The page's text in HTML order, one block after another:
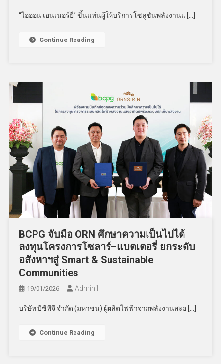
“ไอออน เอนเนอร์ยี่” ขึ้นแท่นผู้ให้บริการโซลูชันพลังงานแ […]
Continue Reading
BCPG จับมือ ORN ศึกษาความเป็นไปได้
ลงทุนโครงการโซลาร์–แบตเตอรี่ ยกระดับ
อสังหาฯสู่ Smart & Sustainable
Communities
19/01/2026 Admin​1
บริษัท บีซีพีจี จำกัด (มหาชน) ผู้ผลิตไฟฟ้าจากพลังงานสะอ […]
Continue Reading